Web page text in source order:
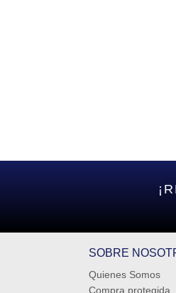
SOBRE
Quienes Somos
Compra protegida